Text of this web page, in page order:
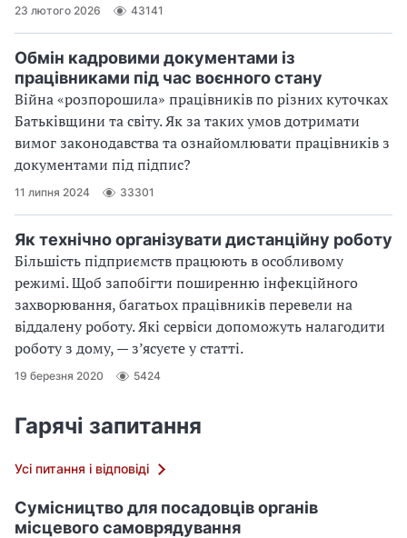
23 лютого 2026 43141
Обмін кадровими документами із
працівниками під час воєнного стану
Війна «розпорошила» працівників по різних куточках
Батьківщини та світу. Як за таких умов дотримати
вимог законодавства та ознайомлювати працівників з
документами під підпис?
11 липня 2024 33301
Як технічно організувати дистанційну роботу
Більшість підприємств працюють в особливому
режимі. Щоб запобігти поширенню інфекційного
захворювання, багатьох працівників перевели на
віддалену роботу. Які сервіси допоможуть налагодити
роботу з дому, — з’ясуєте у статті.
19 березня 2020 5424
Гарячі запитання
Усі питання і відповіді
Сумісництво для посадовців органів
місцевого самоврядування